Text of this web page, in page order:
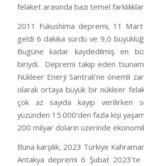
felaket arasında bazı temel
2011 Fukushima depremi, 11
geldi 6 dakika sürdü ve 9,0
Bugüne kadar kaydedilmiş en
biriydi.
Depremi takip eden
Nükleer Enerji Santrali’ne önemli
olarak ortaya büyük bir nükleer
çok az sayıda kayıp verilirken
yüzünden 15.000’den fazla kişi
200 milyar doların üzerinde
Buna karşılık, 2023 Türkiye
Antakya depremi 6 Şubat 2023’te